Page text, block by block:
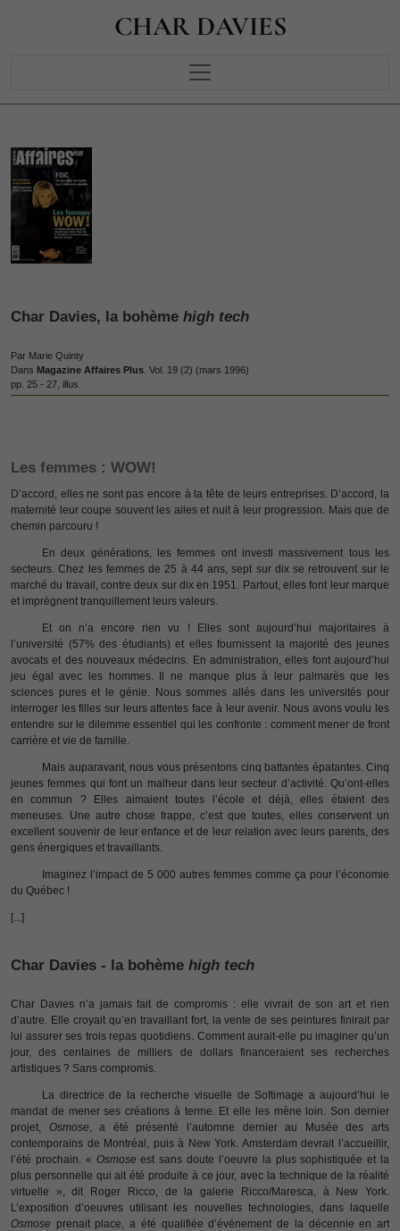
CHAR DAVIES
Char Davies, la bohème high tech
Par Marie Quinty
Dans Magazine Affaires Plus . Vol. 19 (2) (mars 1996)
pp. 25 - 27, illus.
Les femmes : WOW!
D’accord, elles ne sont pas encore à la tête de leurs entreprises. D’accord, la
maternité leur coupe souvent les ailes et nuit à leur progression. Mais que de
chemin parcouru !
En deux générations, les femmes ont investi massivement tous les
secteurs. Chez les femmes de 25 à 44 ans, sept sur dix se retrouvent sur le
marché du travail, contre deux sur dix en 1951. Partout, elles font leur marque
et imprègnent tranquillement leurs valeurs.
Et on n’a encore rien vu ! Elles sont aujourd’hui majoritaires à
l’université (57% des étudiants) et elles fournissent la majorité des jeunes
avocats et des nouveaux médecins. En administration, elles font aujourd’hui
jeu égal avec les hommes. Il ne manque plus à leur palmarès que les
sciences pures et le génie. Nous sommes allés dans les universités pour
interroger les filles sur leurs attentes face à leur avenir. Nous avons voulu les
entendre sur le dilemme essentiel qui les confronte : comment mener de front
carrière et vie de famille.
Mais auparavant, nous vous présentons cinq battantes épatantes. Cinq
jeunes femmes qui font un malheur dans leur secteur d’activité. Qu’ont-elles
en commun ? Elles aimaient toutes l’école et déjà, elles étaient des
meneuses. Une autre chose frappe, c’est que toutes, elles conservent un
excellent souvenir de leur enfance et de leur relation avec leurs parents, des
gens énergiques et travaillants.
Imaginez l’impact de 5 000 autres femmes comme ça pour l’économie
du Québec !
[...]
Char Davies - la bohème high tech
Char Davies n’a jamais fait de compromis : elle vivrait de son art et rien
d’autre. Elle croyait qu’en travaillant fort, la vente de ses peintures finirait par
lui assurer ses trois repas quotidiens. Comment aurait-elle pu imaginer qu’un
jour, des centaines de milliers de dollars financeraient ses recherches
artistiques ? Sans compromis.
La directrice de la recherche visuelle de Softimage a aujourd’hui le
mandat de mener ses créations à terme. Et elle les mène loin. Son dernier
projet, Osmose, a été présenté l’automne dernier au Musée des arts
contemporains de Montréal, puis à New York. Amsterdam devrait l’accueillir,
l’été prochain. « Osmose est sans doute l’oeuvre la plus sophistiquée et la
plus personnelle qui ait été produite à ce jour, avec la technique de la réalité
virtuelle », dit Roger Ricco, de la galerie Ricco/Maresca, à New York.
L’exposition d’oeuvres utilisant les nouvelles technologies, dans laquelle
Osmose prenait place, a été qualifiée d’événement de la décennie en art